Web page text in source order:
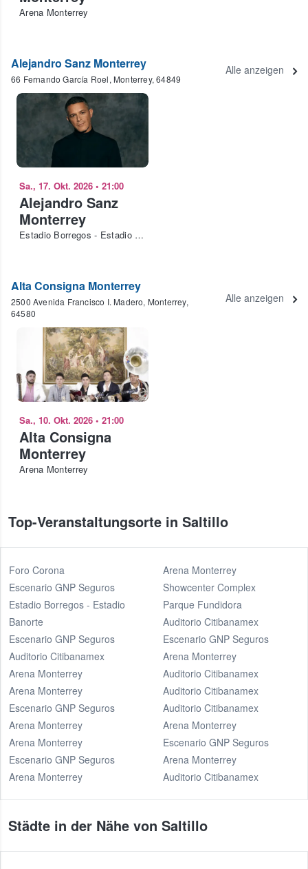
Arena Monterrey
Alejandro Sanz Monterrey
66 Fernando García Roel, Monterrey, 64849
Alle anzeigen
Sa., 17. Okt. 2026 • 21:00
Alejandro Sanz
Monterrey
Estadio Borregos - Estadio Banorte
Alta Consigna Monterrey
2500 Avenida Francisco I. Madero, Monterrey,
64580
Alle anzeigen
Sa., 10. Okt. 2026 • 21:00
Alta Consigna
Monterrey
Arena Monterrey
Top-Veranstaltungsorte in Saltillo
Foro Corona
Escenario GNP Seguros
Estadio Borregos - Estadio
Banorte
Escenario GNP Seguros
Auditorio Citibanamex
Arena Monterrey
Arena Monterrey
Escenario GNP Seguros
Arena Monterrey
Arena Monterrey
Escenario GNP Seguros
Arena Monterrey
Arena Monterrey
Showcenter Complex
Parque Fundidora
Auditorio Citibanamex
Escenario GNP Seguros
Arena Monterrey
Auditorio Citibanamex
Auditorio Citibanamex
Auditorio Citibanamex
Arena Monterrey
Escenario GNP Seguros
Arena Monterrey
Auditorio Citibanamex
Städte in der Nähe von Saltillo